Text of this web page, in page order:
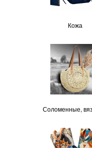
Кожа
Соломенные,